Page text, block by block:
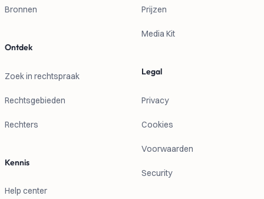
Bronnen
Ontdek
Zoek in rechtspraak
Rechtsgebieden
Rechters
Kennis
Help center
Prijzen
Media Kit
Legal
Privacy
Cookies
Voorwaarden
Security